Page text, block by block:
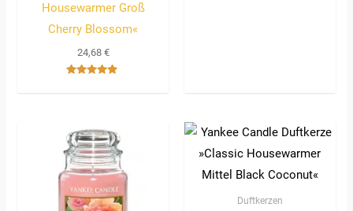
Housewarmer Groß
Cherry Blossom«
24,68 €
Duftkerzen